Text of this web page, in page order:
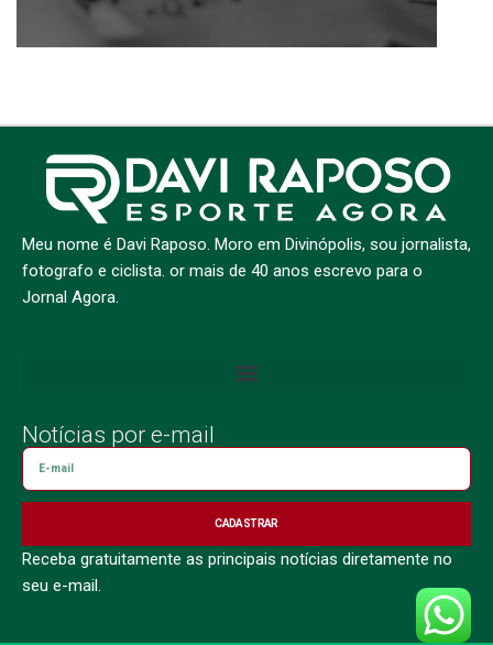
Meu nome é Davi Raposo. Moro em Divinópolis, sou jornalista,
fotografo e ciclista. or mais de 40 anos escrevo para o
Jornal Agora.
Notícias por e-mail
CADASTRAR
Receba gratuitamente as principais notícias diretamente no
seu e-mail.